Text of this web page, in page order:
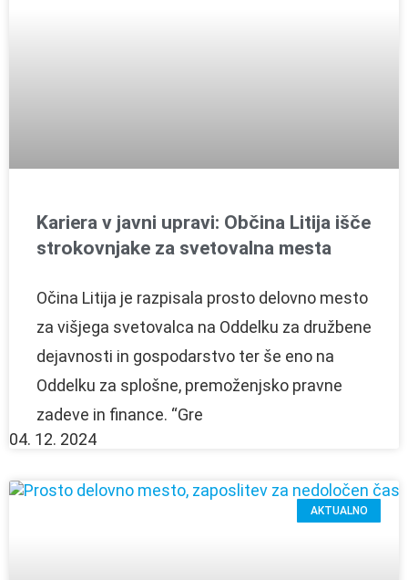
Kariera v javni upravi: Občina Litija išče
strokovnjake za svetovalna mesta
Očina Litija je razpisala prosto delovno mesto
za višjega svetovalca na Oddelku za družbene
dejavnosti in gospodarstvo ter še eno na
Oddelku za splošne, premoženjsko pravne
zadeve in finance. “Gre
04. 12. 2024
AKTUALNO